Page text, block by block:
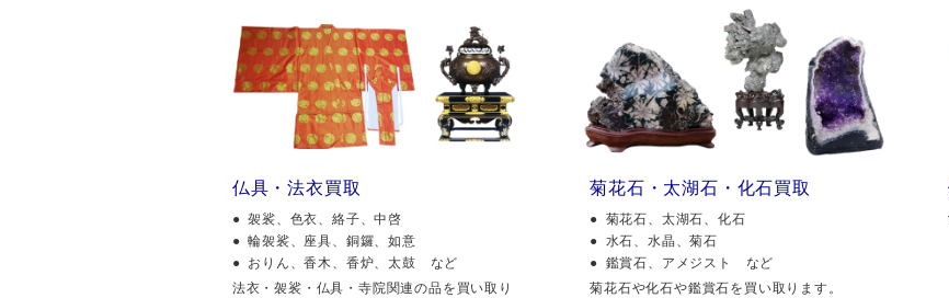
仏具・法衣買取
袈裟、色衣、絡子、中啓
輪袈裟、座具、銅鑼、如意
おりん、香木、香炉、太鼓 など
法衣・袈裟・仏具・寺院関連の品を買い取り
菊花石・太湖石・化石買取
菊花石、太湖石、化石
水石、水晶、菊石
鑑賞石、アメジスト など
菊花石や化石や鑑賞石を買い取ります。